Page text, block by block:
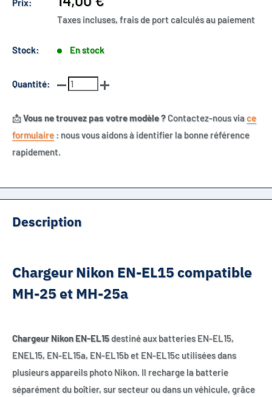
Prix:
réduit
Taxes incluses, frais de port calculés au paiement
Stock: En stock
Quantité:
📩Vous ne trouvez pas votre modèle ?Contactez-nous viace
formulaire : nous vous aidons à identifier la bonne référence
rapidement.
Description
Chargeur Nikon EN-EL15 compatible
MH-25 et MH-25a
Chargeur Nikon EN-EL15destiné aux batteries EN-EL15,
ENEL15, EN-EL15a, EN-EL15b et EN-EL15c utilisées dans
plusieurs appareils photo Nikon. Il recharge la batterie
séparément du boîtier, sur secteur ou dans un véhicule, grâce